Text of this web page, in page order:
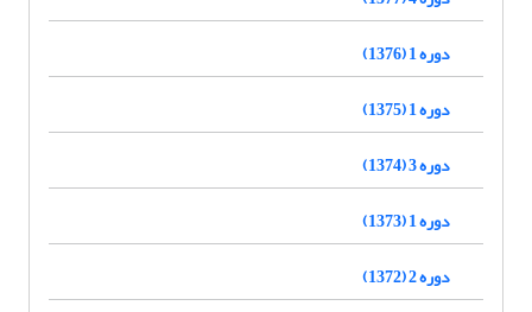
دوره 1 (1376)
دوره 1 (1375)
دوره 3 (1374)
دوره 1 (1373)
دوره 2 (1372)